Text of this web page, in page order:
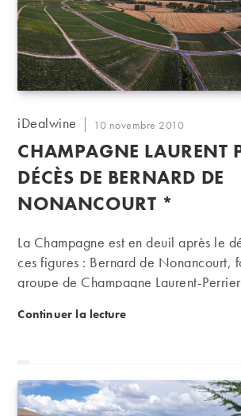
Auteur/autrice
la
publication :
iDealwine
Publication
publiée :
10 novembre 2010
CHAMPAGNE LAURENT
DÉCÈS DE BERNARD DE
NONANCOURT *
La Champagne est en deuil après le
ces figures : Bernard de Nonancourt,
groupe de Champagne Laurent-
Continuer la lectureChampagne Laurent